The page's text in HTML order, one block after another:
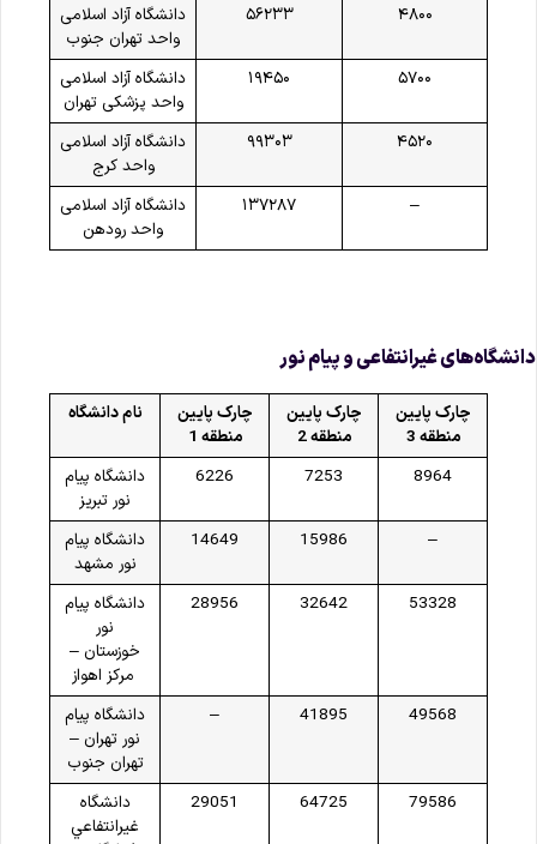
۴۸۰۰
۵۶۲۳۳
دانشگاه آزاد اسلامی
واحد تهران جنوب
۵۷۰۰
۱۹۴۵۰
دانشگاه آزاد اسلامی
واحد پزشکی تهران
۴۵۲۰
۹۹۳۰۳
دانشگاه آزاد اسلامی
واحد کرج
–
۱۳۷۲۸۷
دانشگاه آزاد اسلامی
واحد رودهن
غیرانتفاعی و پیام نور
چارک پایین
منطقه 3
چارک پایین
منطقه 2
چارک پایین
منطقه 1
نام دانشگاه
8964
7253
6226
دانشگاه پيام
نور تبریز
–
15986
14649
دانشگاه پيام
نور مشهد
53328
32642
28956
دانشگاه پيام
نور
خوزستان –
مرکز اهواز
49568
41895
–
دانشگاه پيام
نور تهران –
تهران جنوب
79586
64725
29051
دانشگاه
غيرانتفاعي